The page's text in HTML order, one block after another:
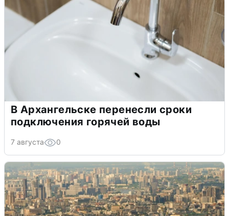
В Архангельске перенесли сроки
подключения горячей воды
7 августа 0